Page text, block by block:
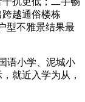
越通俗楼栋
型不雅景结果最
语小学、泥城小
就近入学为从，